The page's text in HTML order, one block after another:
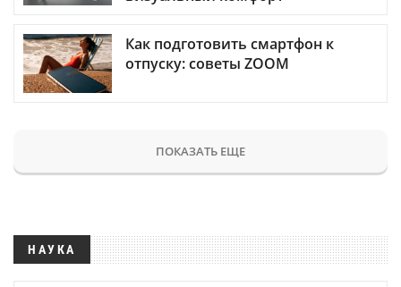
Как подготовить смартфон к
отпуску: советы ZOOM
ПОКАЗАТЬ ЕЩЕ
НАУКА